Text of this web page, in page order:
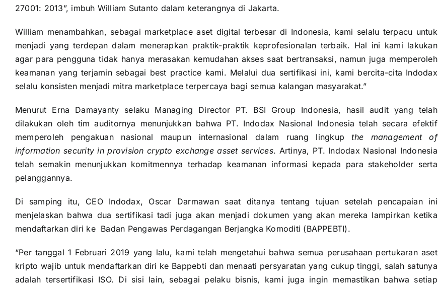
27001: 2013”, imbuh William Sutanto dalam keterangnya di Jakarta.
William menambahkan, sebagai marketplace aset digital terbesar di Indonesia, kami selalu terpacu untuk
menjadi yang terdepan dalam menerapkan praktik-praktik keprofesionalan terbaik. Hal ini kami lakukan
agar para pengguna tidak hanya merasakan kemudahan akses saat bertransaksi, namun juga memperoleh
keamanan yang terjamin sebagai best practice kami. Melalui dua sertifikasi ini, kami bercita-cita Indodax
selalu konsisten menjadi mitra marketplace terpercaya bagi semua kalangan masyarakat.”
Menurut Erna Damayanty selaku Managing Director PT. BSI Group Indonesia, hasil audit yang telah
dilakukan oleh tim auditornya menunjukkan bahwa PT. Indodax Nasional Indonesia telah secara efektif
memperoleh pengakuan nasional maupun internasional dalam ruang lingkupthe management of
information security in provision crypto exchange asset services. Artinya, PT. Indodax Nasional Indonesia
telah semakin menunjukkan komitmennya terhadap keamanan informasi kepada para stakeholder serta
pelanggannya.
Di samping itu, CEO Indodax, Oscar Darmawan saat ditanya tentang tujuan setelah pencapaian ini
menjelaskan bahwa dua sertifikasi tadi juga akan menjadi dokumen yang akan mereka lampirkan ketika
mendaftarkan diri ke Badan Pengawas Perdagangan Berjangka Komoditi (BAPPEBTI).
“Per tanggal 1 Februari 2019 yang lalu, kami telah mengetahui bahwa semua perusahaan pertukaran aset
kripto wajib untuk mendaftarkan diri ke Bappebti dan menaati persyaratan yang cukup tinggi, salah satunya
adalah tersertifikasi ISO. Di sisi lain, sebagai pelaku bisnis, kami juga ingin memastikan bahwa setiap